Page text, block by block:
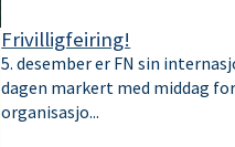
Frivilligfeiring!
5. desember er FN sin
dagen markert med middag
organisasjo...